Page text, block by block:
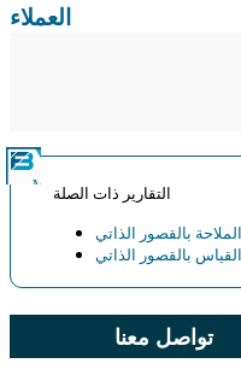
العملاء
التقارير ذات الصلة
بالقصور الذاتي
تواصل معنا